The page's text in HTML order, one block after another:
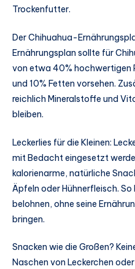
Trockenfutter.
Der Chihuahua-
Ernährungsplan sollte für
von etwa 40% hochwertigen
und 10% Fetten vorsehen.
reichlich Mineralstoffe und
bleiben.
Leckerlies für die Kleinen:
mit Bedacht eingesetzt
kalorienarme, natürliche
Äpfeln oder Hühnerfleisch. So
belohnen, ohne seine
bringen.
Snacken wie die Großen?
Naschen von Leckerchen